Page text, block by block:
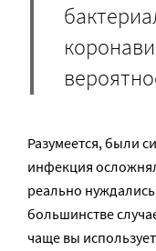
Разумеется, были
инфекция
реально
большинстве
чаще вы